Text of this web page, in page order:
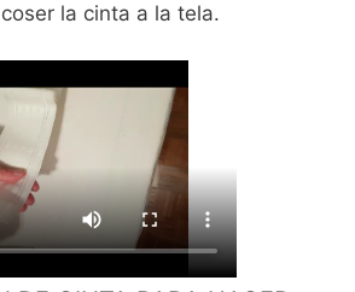
la cinta a la tela.